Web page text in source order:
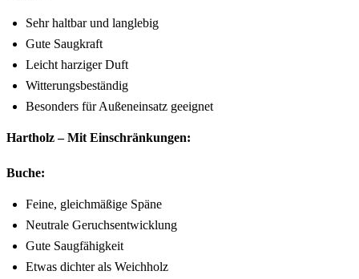
Sehr haltbar und langlebig
Gute Saugkraft
Leicht harziger Duft
Witterungsbeständig
Besonders für Außeneinsatz geeignet
Hartholz – Mit Einschränkungen:
Buche:
Feine, gleichmäßige Späne
Neutrale Geruchsentwicklung
Gute Saugfähigkeit
Etwas dichter als Weichholz